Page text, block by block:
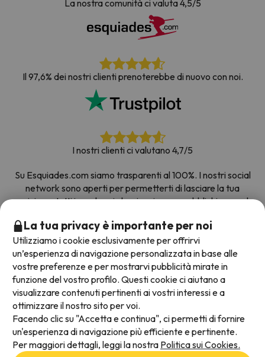
La nostra comunità ci valuta 4,5/5
Il 97,6% dei nostri clienti prenoterebbe di nuovo con noi.
I nostri clienti ci valutano 4,7/5
Su Esquiades.com siamo trasparenti al 100%. I nostri social
network sono aperti per permetterti di lasciare la tua
opinione, tutti i sondaggi che riceviamo e pubblichiamo sul
Prenota con fiducia|Più di 700.000 persone hanno
prenotato la loro settimana bianca con Esquiades.com
Metodi di pagamento disponibili
La tua privacy è importante per noi
Utilizziamo i cookie esclusivamente per offrirvi
un’esperienza di navigazione personalizzata in base alle
vostre preferenze e per mostrarvi pubblicità mirate in
funzione del vostro profilo. Questi cookie ci aiutano a
visualizzare contenuti pertinenti ai vostri interessi e a
ottimizzare il nostro sito per voi.
Facendo clic su "Accetta e continua", ci permetti di fornire
un'esperienza di navigazione più efficiente e pertinente.
Per maggiori dettagli, leggi la nostra Politica sui Cookies.